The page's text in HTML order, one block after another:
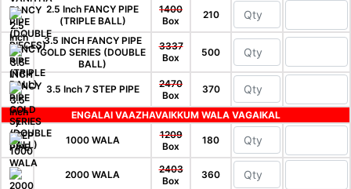
2.5 Inch FANCY PIPE
(TRIPLE BALL)
1400
Box
210
3.5 INCH FANCY PIPE
GOLD SERIES (DOUBLE
BALL)
3337
Box
500
3.5 Inch 7 STEP PIPE
2470
Box
370
ENGALAI VAAZHAVAIKKUM WALA VAGAIKAL
1000 WALA
1209
Box
180
2000 WALA
2403
Box
360